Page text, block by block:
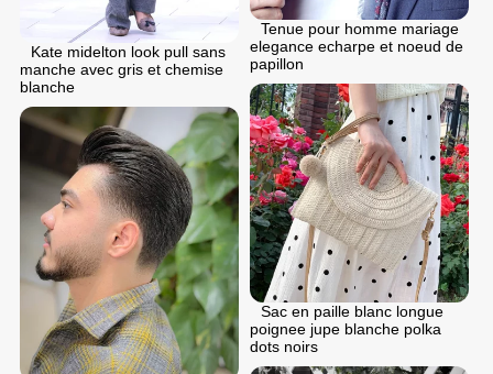
Kate midelton look pull sans
manche avec gris et chemise
blanche
Tenue pour homme mariage
elegance echarpe et noeud de
papillon
Sac en paille blanc longue
poignee jupe blanche polka
dots noirs